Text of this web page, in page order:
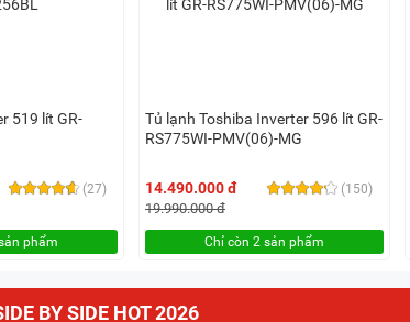
519 lít GR-
(27)
phẩm
Tủ lạnh Toshiba Inverter 596 lít GR-
RS775WI-PMV(06)-MG
(150)
14.490.000 đ
19.990.000 đ
Chỉ còn 2 sản phẩm
BY SIDE HOT 2026